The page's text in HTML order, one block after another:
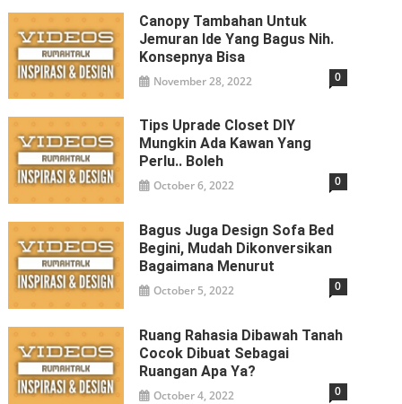
Canopy Tambahan Untuk
Jemuran Ide Yang Bagus Nih.
Konsepnya Bisa
November 28, 2022 0
Tips Uprade Closet DIY
Mungkin Ada Kawan Yang
Perlu.. Boleh
October 6, 2022 0
Bagus Juga Design Sofa Bed
Begini, Mudah Dikonversikan
Bagaimana Menurut
October 5, 2022 0
Ruang Rahasia Dibawah Tanah
Cocok Dibuat Sebagai
Ruangan Apa Ya?
October 4, 2022 0